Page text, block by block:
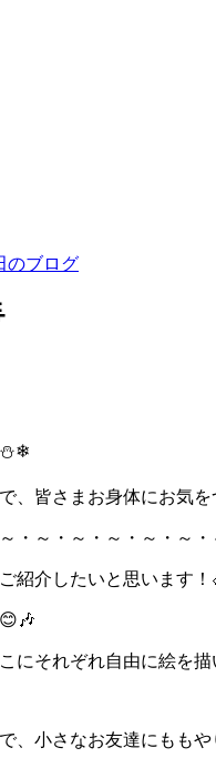
のブログ
、皆さまお身体にお気
・～・～・～・～・～・
紹介したいと思います！
にそれぞれ自由に絵を描
、小さなお友達にももや